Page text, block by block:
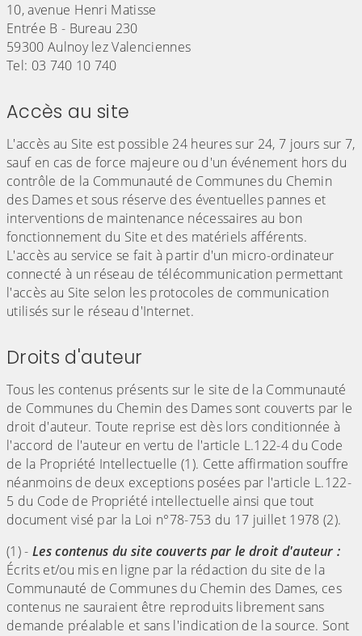
10, avenue Henri Matisse
Entrée B - Bureau 230
59300 Aulnoy lez Valenciennes
Tel: 03 740 10 740
Accès au site
L'accès au Site est possible 24 heures sur 24, 7 jours sur 7,
sauf en cas de force majeure ou d'un événement hors du
contrôle de la Communauté de Communes du Chemin
des Dames et sous réserve des éventuelles pannes et
interventions de maintenance nécessaires au bon
fonctionnement du Site et des matériels afférents.
L'accès au service se fait à partir d'un micro-ordinateur
connecté à un réseau de télécommunication permettant
l'accès au Site selon les protocoles de communication
utilisés sur le réseau d'Internet.
Droits d'auteur
Tous les contenus présents sur le site de la Communauté
de Communes du Chemin des Dames sont couverts par le
droit d'auteur. Toute reprise est dès lors conditionnée à
l'accord de l'auteur en vertu de l'article L.122-4 du Code
de la Propriété Intellectuelle (1). Cette affirmation souffre
néanmoins de deux exceptions posées par l'article L.122-
5 du Code de Propriété intellectuelle ainsi que tout
document visé par la Loi n°78-753 du 17 juillet 1978 (2).
(1) - Les contenus du site couverts par le droit d'auteur :
Écrits et/ou mis en ligne par la rédaction du site de la
Communauté de Communes du Chemin des Dames, ces
contenus ne sauraient être reproduits librement sans
demande préalable et sans l'indication de la source. Sont